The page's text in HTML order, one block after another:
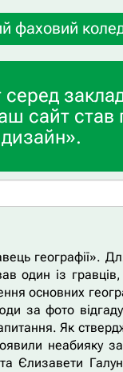
СНАУ»
сайт
географії».
один із
основних
за фото
Як
неабияку
Єлизавети